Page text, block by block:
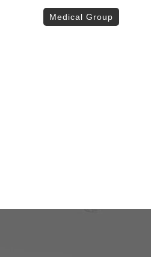
Medical Group